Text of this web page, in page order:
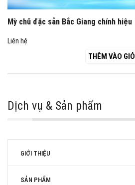
Mỳ chũ đặc sản Bắc Giang chính hiệu
Liên hệ
THÊM VÀO GIỎ
Dịch vụ & Sản phẩm
GIỚI THIỆU
SẢN PHẨM